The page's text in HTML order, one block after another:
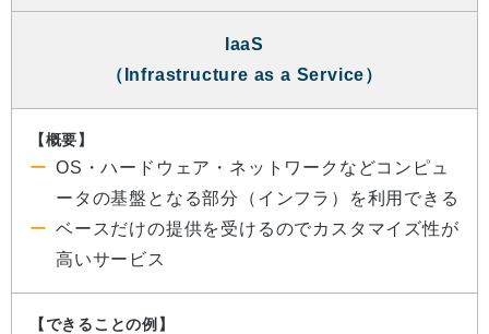
IaaS
（Infrastructure as a Service）
【概要】
OS・ハードウェア・ネットワークなどコンピュ
ータの基盤となる部分（インフラ）を利用できる
ベースだけの提供を受けるのでカスタマイズ性が
高いサービス
【できることの例】